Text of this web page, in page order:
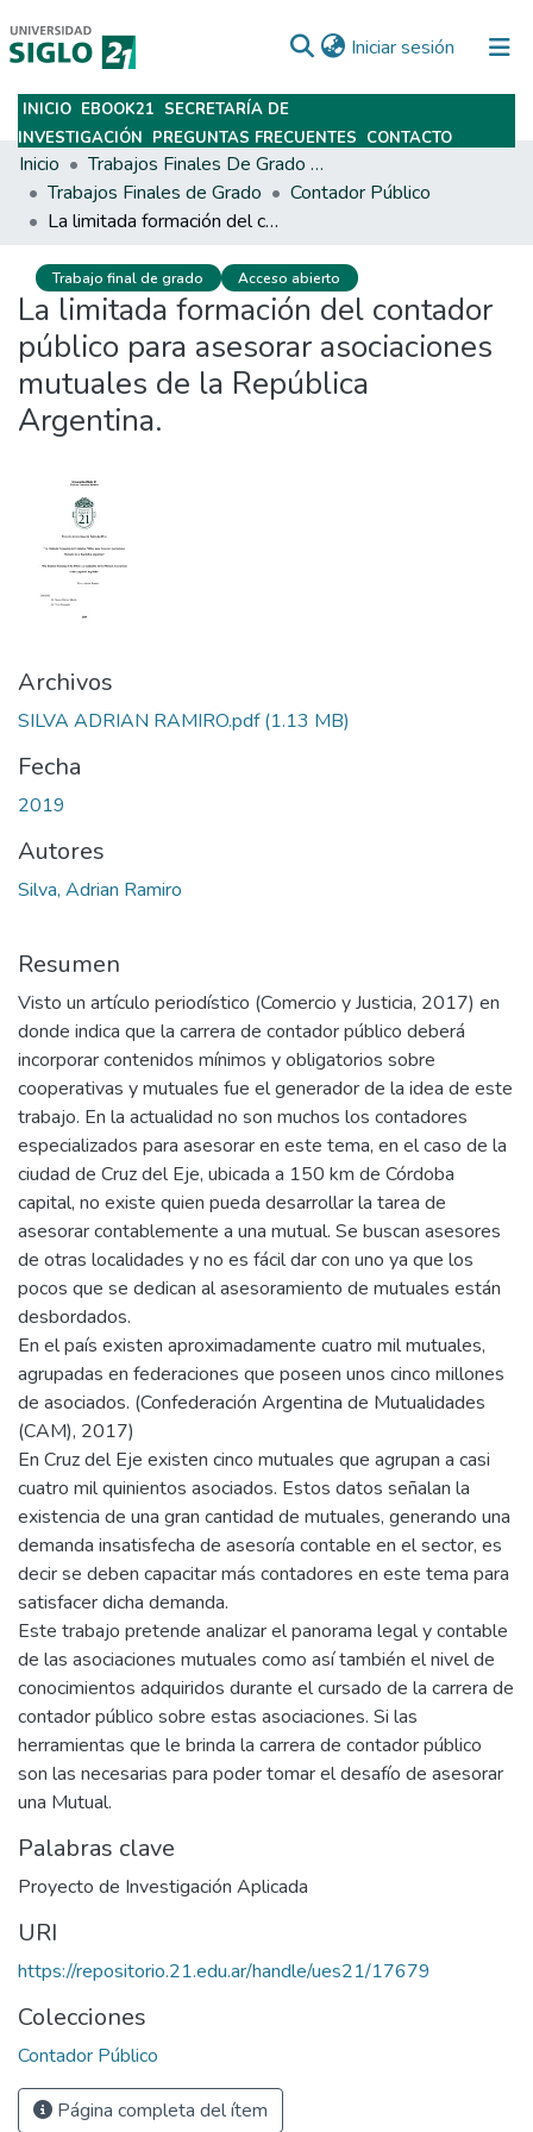
Iniciar sesión (current)
Subir
INICIO EBOOK21 SECRETARÍA DE
INVESTIGACIÓN PREGUNTAS FRECUENTES CONTACTO
Inicio
Trabajos Finales De Grado Y Posgrado
Trabajos Finales de Grado
Contador Público
La limitada formación del contador público para asesorar asociaciones mutuales de la República Argentina.
Trabajo final de grado Acceso abierto
La limitada formación del contador
público para asesorar asociaciones
mutuales de la República
Argentina.
Archivos
SILVA ADRIAN RAMIRO.pdf(1.13 MB)
Fecha
2019
Autores
Silva, Adrian Ramiro
Resumen
Visto un artículo periodístico (Comercio y Justicia, 2017) en
donde indica que la carrera de contador público deberá
incorporar contenidos mínimos y obligatorios sobre
cooperativas y mutuales fue el generador de la idea de este
trabajo. En la actualidad no son muchos los contadores
especializados para asesorar en este tema, en el caso de la
ciudad de Cruz del Eje, ubicada a 150 km de Córdoba
capital, no existe quien pueda desarrollar la tarea de
asesorar contablemente a una mutual. Se buscan asesores
de otras localidades y no es fácil dar con uno ya que los
pocos que se dedican al asesoramiento de mutuales están
desbordados.
En el país existen aproximadamente cuatro mil mutuales,
agrupadas en federaciones que poseen unos cinco millones
de asociados. (Confederación Argentina de Mutualidades
(CAM), 2017)
En Cruz del Eje existen cinco mutuales que agrupan a casi
cuatro mil quinientos asociados. Estos datos señalan la
existencia de una gran cantidad de mutuales, generando una
demanda insatisfecha de asesoría contable en el sector, es
decir se deben capacitar más contadores en este tema para
satisfacer dicha demanda.
Este trabajo pretende analizar el panorama legal y contable
de las asociaciones mutuales como así también el nivel de
conocimientos adquiridos durante el cursado de la carrera de
contador público sobre estas asociaciones. Si las
herramientas que le brinda la carrera de contador público
son las necesarias para poder tomar el desafío de asesorar
una Mutual.
Palabras clave
Proyecto de Investigación Aplicada
URI
https://repositorio.21.edu.ar/handle/ues21/17679
Colecciones
Contador Público
Página completa del ítem